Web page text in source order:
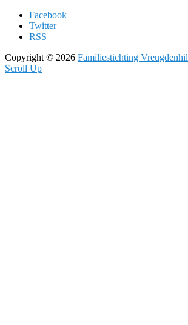
Facebook
Twitter
RSS
Copyright © 2026 Familiestichting Vreugdenhil
Scroll Up